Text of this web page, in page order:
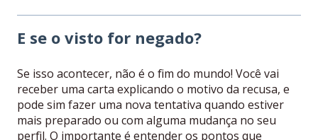
E se o visto for negado?
Se isso acontecer, não é o fim do mundo! Você vai
receber uma carta explicando o motivo da recusa, e
pode sim fazer uma nova tentativa quando estiver
mais preparado ou com alguma mudança no seu
perfil. O importante é entender os pontos que